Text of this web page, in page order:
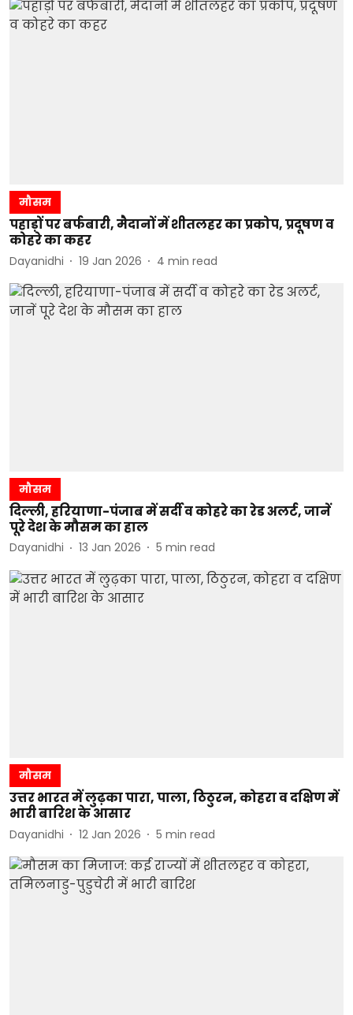
मौसम
पहाड़ों पर बर्फबारी, मैदानों में शीतलहर का प्रकोप, प्रदूषण व
कोहरे का कहर
Dayanidhi 19 Jan 2026 4 min read
मौसम
दिल्ली, हरियाणा-पंजाब में सर्दी व कोहरे का रेड अलर्ट, जानें
पूरे देश के मौसम का हाल
Dayanidhi 13 Jan 2026 5 min read
मौसम
उत्तर भारत में लुढ़का पारा, पाला, ठिठुरन, कोहरा व दक्षिण में
भारी बारिश के आसार
Dayanidhi 12 Jan 2026 5 min read